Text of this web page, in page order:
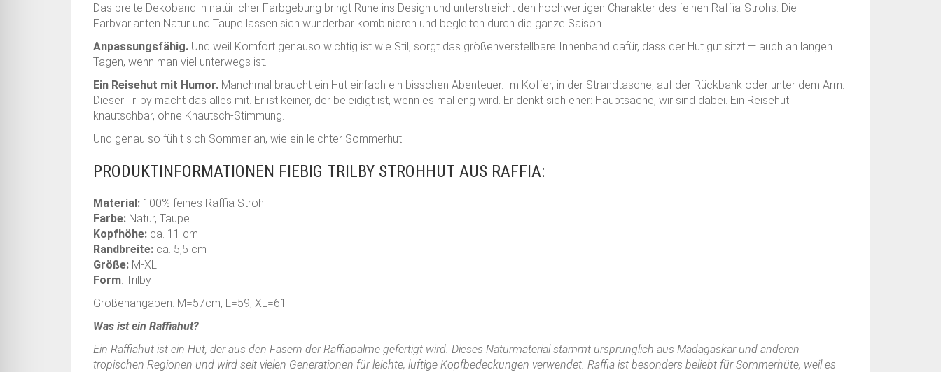
Das breite Dekoband in natürlicher Farbgebung bringt Ruhe ins Design und unterstreicht den hochwertigen Charakter des feinen Raffia-Strohs. Die
Farbvarianten Natur und Taupe lassen sich wunderbar kombinieren und begleiten durch die ganze Saison.
Anpassungsfähig. Und weil Komfort genauso wichtig ist wie Stil, sorgt das größenverstellbare Innenband dafür, dass der Hut gut sitzt — auch an langen
Tagen, wenn man viel unterwegs ist.
Ein Reisehut mit Humor. Manchmal braucht ein Hut einfach ein bisschen Abenteuer. Im Koffer, in der Strandtasche, auf der Rückbank oder unter dem Arm.
Dieser Trilby macht das alles mit. Er ist keiner, der beleidigt ist, wenn es mal eng wird. Er denkt sich eher: Hauptsache, wir sind dabei. Ein Reisehut
knautschbar, ohne Knautsch-Stimmung.
Und genau so fühlt sich Sommer an, wie ein leichter Sommerhut.
PRODUKTINFORMATIONEN FIEBIG TRILBY STROHHUT AUS RAFFIA:
Material: 100% feines Raffia Stroh
Farbe: Natur, Taupe
Kopfhöhe: ca. 11 cm
Randbreite: ca. 5,5 cm
Größe: M-XL
Form: Trilby
Größenangaben: M=57cm, L=59, XL=61
Was ist ein Raffiahut?
Ein Raffiahut ist ein Hut, der aus den Fasern der Raffiapalme gefertigt wird. Dieses Naturmaterial stammt ursprünglich aus Madagaskar und anderen
tropischen Regionen und wird seit vielen Generationen für leichte, luftige Kopfbedeckungen verwendet. Raffia ist besonders beliebt für Sommerhüte, weil es